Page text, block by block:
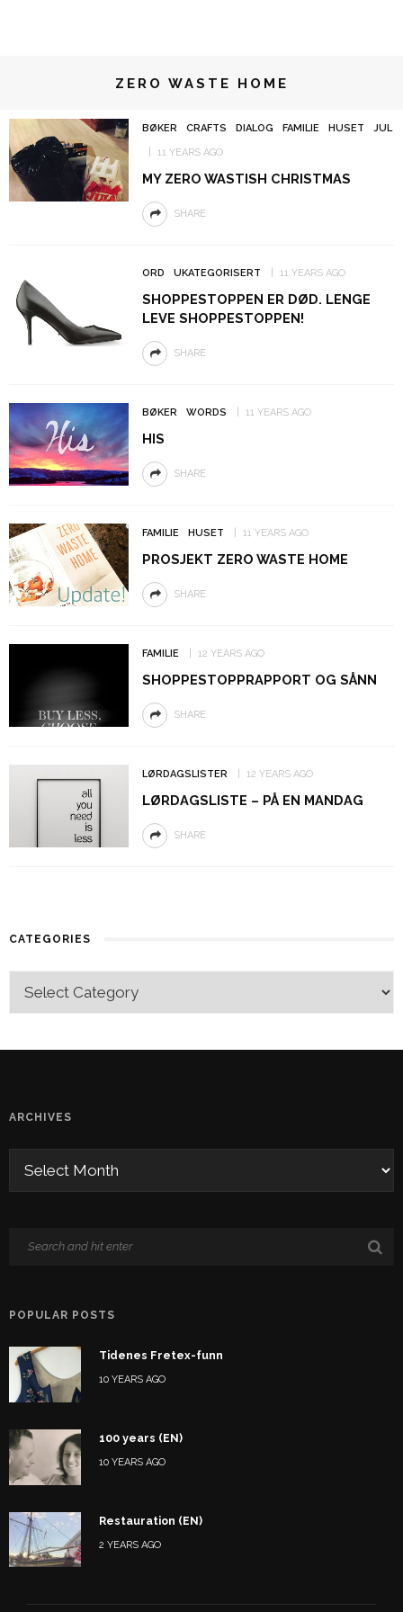
ZERO WASTE HOME
BØKER CRAFTS DIALOG FAMILIE HUSET JUL
11 YEARS AGO
MY ZERO WASTISH CHRISTMAS
SHARE
ORD UKATEGORISERT 11 YEARS AGO
SHOPPESTOPPEN ER DØD. LENGE
LEVE SHOPPESTOPPEN!
SHARE
BØKER WORDS 11 YEARS AGO
HIS
SHARE
FAMILIE HUSET 11 YEARS AGO
PROSJEKT ZERO WASTE HOME
SHARE
FAMILIE 12 YEARS AGO
SHOPPESTOPPRAPPORT OG SÅNN
SHARE
LØRDAGSLISTER 12 YEARS AGO
LØRDAGSLISTE – PÅ EN MANDAG
SHARE
CATEGORIES
ARCHIVES
POPULAR POSTS
Tidenes Fretex-funn
10 YEARS AGO
100 years (EN)
10 YEARS AGO
Restauration (EN)
2 YEARS AGO